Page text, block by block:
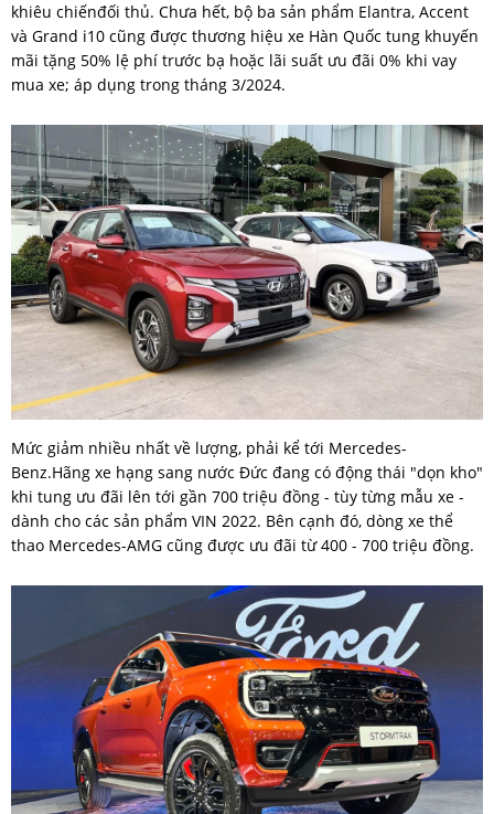
khiêu chiếnđối thủ. Chưa hết, bộ ba sản phẩm Elantra, Accent
và Grand i10 cũng được thương hiệu xe Hàn Quốc tung khuyến
mãi tặng 50% lệ phí trước bạ hoặc lãi suất ưu đãi 0% khi vay
mua xe; áp dụng trong tháng 3/2024.
Mức giảm nhiều nhất về lượng, phải kể tới Mercedes-
Benz.Hãng xe hạng sang nước Đức đang có động thái "dọn kho"
khi tung ưu đãi lên tới gần 700 triệu đồng - tùy từng mẫu xe -
dành cho các sản phẩm VIN 2022. Bên cạnh đó, dòng xe thể
thao Mercedes-AMG cũng được ưu đãi từ 400 - 700 triệu đồng.